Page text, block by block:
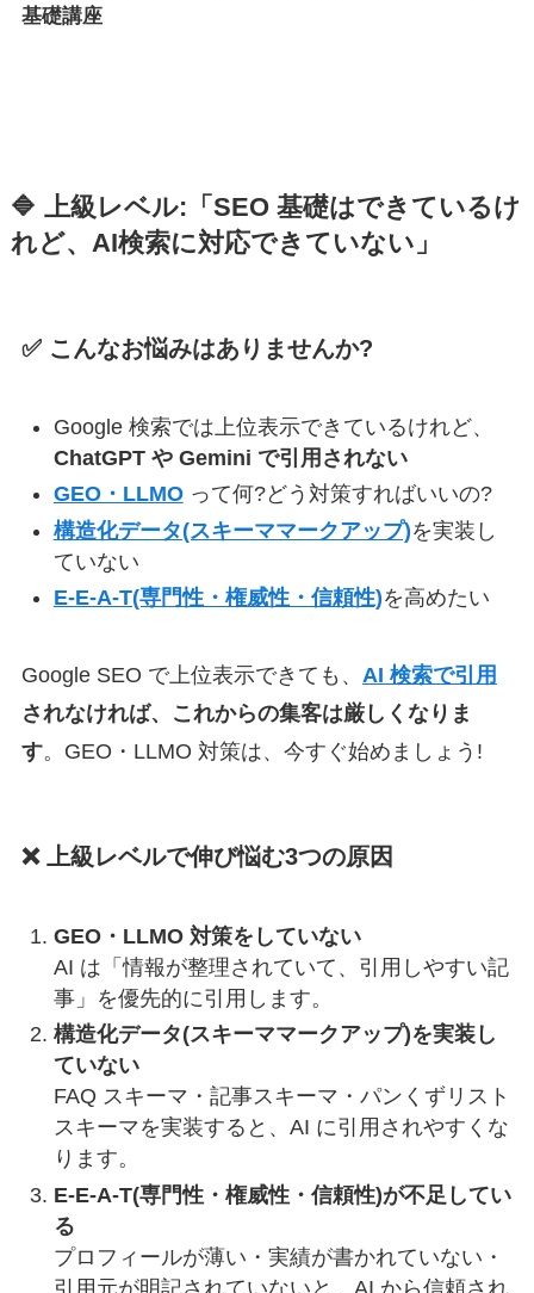
基礎講座
🔷 上級レベル:「SEO 基礎はできているけ
れど、AI検索に対応できていない」
✅ こんなお悩みはありませんか?
Google 検索では上位表示できているけれど、
ChatGPT や Gemini で引用されない
GEO・LLMOって何?どう対策すればいいの?
構造化データ(スキーママークアップ)を実装し
ていない
E-E-A-T(専門性・権威性・信頼性)を高めたい
Google SEO で上位表示できても、 AI 検索で引用
されなければ、これからの集客は厳しくなりま
す。GEO・LLMO 対策は、今すぐ始めましょう!
❌ 上級レベルで伸び悩む3つの原因
GEO・LLMO 対策をしていない
AI は「情報が整理されていて、引用しやすい記
事」を優先的に引用します。
構造化データ(スキーママークアップ)を実装し
ていない
FAQ スキーマ・記事スキーマ・パンくずリスト
スキーマを実装すると、AI に引用されやすくな
ります。
E-E-A-T(専門性・権威性・信頼性)が不足してい
る
プロフィールが薄い・実績が書かれていない・
引用元が明記されていないと、AI から信頼され